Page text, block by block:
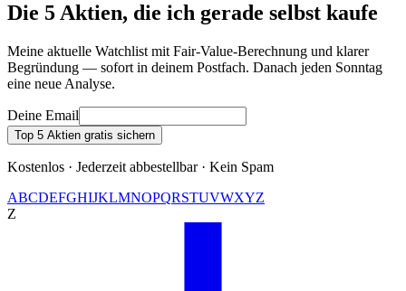
Die 5 Aktien, die ich gerade selbst kaufe
Meine aktuelle Watchlist mit Fair-Value-Berechnung und klarer
Begründung — sofort in deinem Postfach. Danach jeden Sonntag
eine neue Analyse.
Deine Email
Top 5 Aktien gratis sichern
Kostenlos · Jederzeit abbestellbar · Kein Spam
ABCDEFGHIJKLMNOPQRSTUVWXYZ
Z